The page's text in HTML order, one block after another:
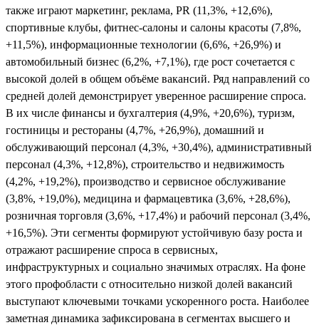
также играют маркетинг, реклама, PR (11,3%, +12,6%),
спортивные клубы, фитнес-салоны и салоны красоты (7,8%,
+11,5%), информационные технологии (6,6%, +26,9%) и
автомобильный бизнес (6,2%, +7,1%), где рост сочетается с
высокой долей в общем объёме вакансий. Ряд направлений со
средней долей демонстрирует уверенное расширение спроса.
В их числе финансы и бухгалтерия (4,9%, +20,6%), туризм,
гостиницы и рестораны (4,7%, +26,9%), домашний и
обслуживающий персонал (4,3%, +30,4%), административный
персонал (4,3%, +12,8%), строительство и недвижимость
(4,2%, +19,2%), производство и сервисное обслуживание
(3,8%, +19,0%), медицина и фармацевтика (3,6%, +28,6%),
розничная торговля (3,6%, +17,4%) и рабочий персонал (3,4%,
+16,5%). Эти сегменты формируют устойчивую базу роста и
отражают расширение спроса в сервисных,
инфраструктурных и социально значимых отраслях. На фоне
этого профобласти с относительно низкой долей вакансий
выступают ключевыми точками ускоренного роста. Наиболее
заметная динамика зафиксирована в сегментах высшего и